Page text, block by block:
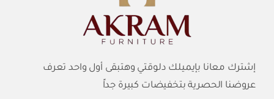
إشترك معانا بإيميلك دلوقتي وهتبقى أول واحد تعرف
عروضنا الحصرية بتخفيضات كبيرة جداً